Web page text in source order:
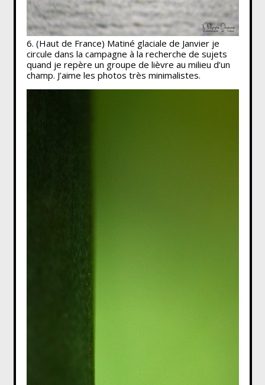
6. (Haut de France) Matiné glaciale de Janvier je
circule dans la campagne à la recherche de sujets
quand je repère un groupe de lièvre au milieu d’un
champ. J’aime les photos très minimalistes.